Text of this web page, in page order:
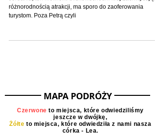
JORDANIA - NAJWIĘKSZE ATRAKCJE,
CZYLI CO WARTO ZOBACZYĆ ?
różnorodnością atrakcji, ma sporo do zaoferowania
MAPA PODRÓŻY